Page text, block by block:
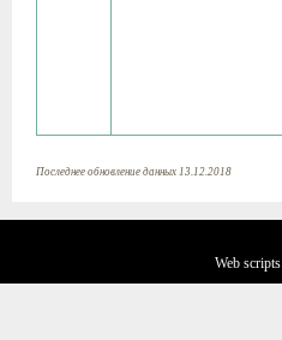
Последнее обновление данных 13.12.2018
Web scripts